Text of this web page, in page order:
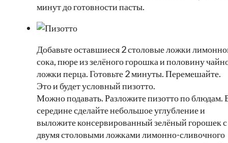
минут до готовности пасты.
Добавьте оставшиеся 2 столовые ложки
сока, пюре из зелёного горошка и половину
ложки перца. Готовьте 2 минуты. Перемешайте.
Это и будет условный пизотто.
Можно подавать. Разложите пизотто по блюдам.
середине сделайте небольшое углубление и
выложите консервированный зелёный горошек с
двумя столовыми ложками лимонно-сливочного